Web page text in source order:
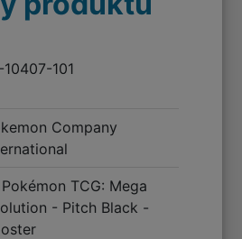
10407-101
Company
Pokémon TCG: Mega
- Pitch Black -